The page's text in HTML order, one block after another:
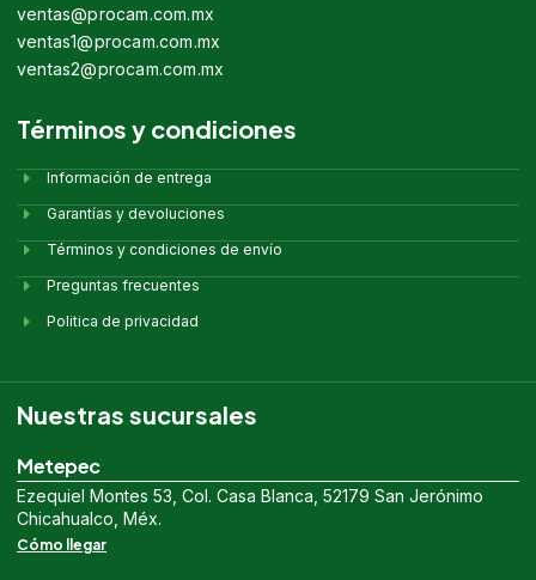
ventas@procam.com.mx
ventas1@procam.com.mx
ventas2@procam.com.mx
Términos y condiciones
Información de entrega
Garantías y devoluciones
Términos y condiciones de envío
Preguntas frecuentes
Politica de privacidad
Nuestras sucursales
Metepec
Ezequiel Montes 53, Col. Casa Blanca, 52179 San Jerónimo
Chicahualco, Méx.
Cómo llegar